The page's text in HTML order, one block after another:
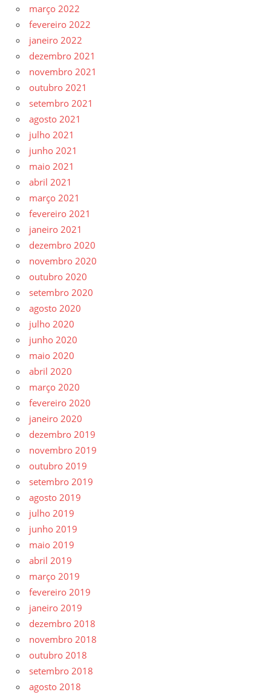
março 2022
fevereiro 2022
janeiro 2022
dezembro 2021
novembro 2021
outubro 2021
setembro 2021
agosto 2021
julho 2021
junho 2021
maio 2021
abril 2021
março 2021
fevereiro 2021
janeiro 2021
dezembro 2020
novembro 2020
outubro 2020
setembro 2020
agosto 2020
julho 2020
junho 2020
maio 2020
abril 2020
março 2020
fevereiro 2020
janeiro 2020
dezembro 2019
novembro 2019
outubro 2019
setembro 2019
agosto 2019
julho 2019
junho 2019
maio 2019
abril 2019
março 2019
fevereiro 2019
janeiro 2019
dezembro 2018
novembro 2018
outubro 2018
setembro 2018
agosto 2018